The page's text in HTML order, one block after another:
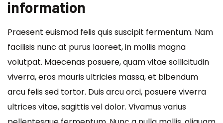
information
Praesent euismod felis quis suscipit fermentum. Nam
facilisis nunc at purus laoreet, in mollis magna
volutpat. Maecenas posuere, quam vitae sollicitudin
viverra, eros mauris ultricies massa, et bibendum
arcu felis sed tortor. Duis arcu orci, posuere viverra
ultrices vitae, sagittis vel dolor. Vivamus varius